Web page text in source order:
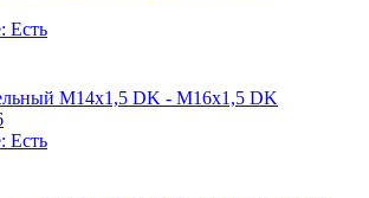
Есть
М14x1,5 DK - М16x1,5 DK
Есть